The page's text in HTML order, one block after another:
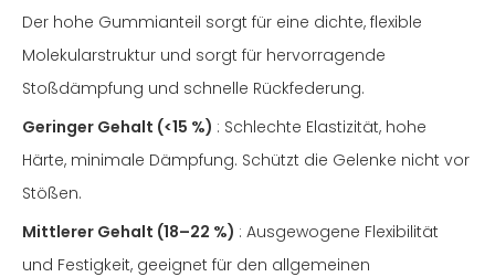
Der hohe Gummianteil sorgt für eine dichte, flexible
Molekularstruktur und sorgt für hervorragende
Stoßdämpfung und schnelle Rückfederung.
Geringer Gehalt (<15 %) : Schlechte Elastizität, hohe
Härte, minimale Dämpfung. Schützt die Gelenke nicht vor
Stößen.
Mittlerer Gehalt (18–22 %) : Ausgewogene Flexibilität
und Festigkeit, geeignet für den allgemeinen